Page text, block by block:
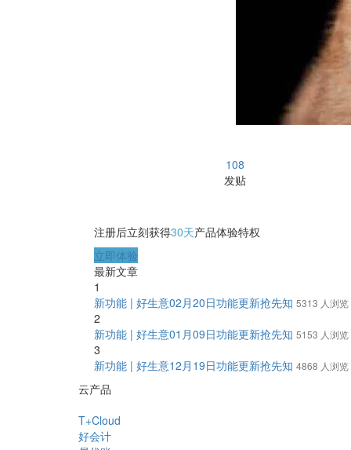
108
发贴
注册后立刻获得30天产品体验特权
立即体验
最新文章
1
新功能 | 好生意02月20日功能更新抢先知 5313 人浏览
2
新功能 | 好生意01月09日功能更新抢先知 5153 人浏览
3
新功能 | 好生意12月19日功能更新抢先知 4868 人浏览
云产品
T+Cloud
好会计